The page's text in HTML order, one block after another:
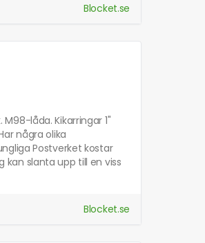
Blocket.se
låda. Kikarringar 1"
några olika
Postverket kostar
kan slanta upp till en viss
Blocket.se